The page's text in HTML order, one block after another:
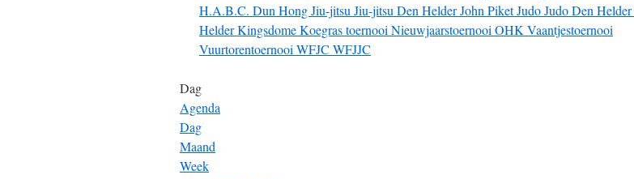
H.A.B.C. Dun HongJiu-jitsu Jiu-jitsu Den HelderJohn PiketJudoJudo Den Helder
HelderKingsdomeKoegras toernooi Nieuwjaarstoernooi OHK Vaantjestoernooi
Vuurtorentoernooi WFJC WFJJC
Dag
Agenda
Dag
Maand
Week